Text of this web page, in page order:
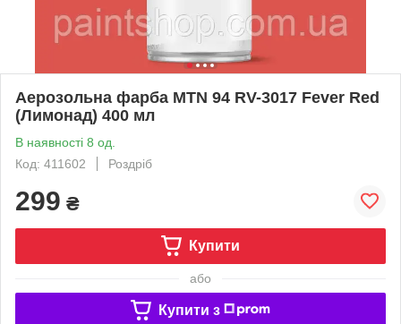
Аерозольна фарба MTN 94 RV-3017 Fever Red
(Лимонад) 400 мл
В наявності 8 од.
Код: 411602
Роздріб
299 ₴
Купити
або
Купити з